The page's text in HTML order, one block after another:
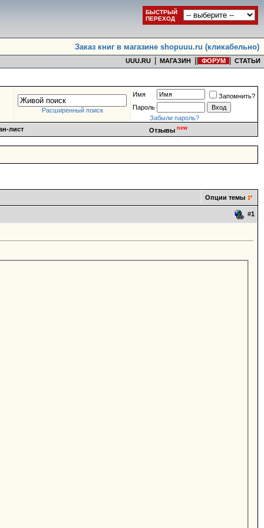
БЫСТРЫЙ
ПЕРЕХОД
Заказ книг в магазине shopuuu.ru (кликабельно)
UUU.RU МАГАЗИН ФОРУМ СТАТЬИ
Расширенный поиск
Имя
Запомнить?
Пароль
Забыли пароль?
лист
Отзывы new
Опции темы
#1